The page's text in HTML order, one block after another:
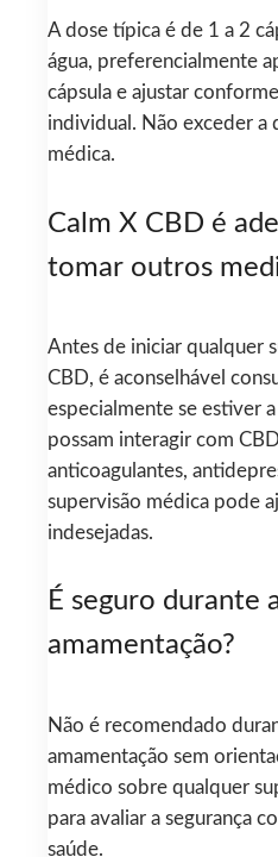
A dose típica é de 1 a 2
água, preferencialmente
cápsula e ajustar
individual. Não exceder a
médica.
Calm X CBD é
tomar outros
Antes de iniciar qualquer
CBD, é aconselhável
especialmente se estiver
possam interagir com
anticoagulantes,
supervisão médica pode
indesejadas.
É seguro durante
amamentação?
Não é recomendado
amamentação sem
médico sobre qualquer
para avaliar a segurança
saúde.